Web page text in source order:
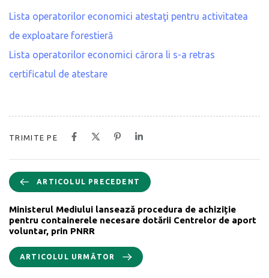
Lista operatorilor economici atestaţi pentru activitatea
de exploatare forestieră
Lista operatorilor economici cărora li s-a retras
certificatul de atestare
TRIMITE PE
ARTICOLUL PRECEDENT
Ministerul Mediului lansează procedura de achiziție
pentru containerele necesare dotării Centrelor de aport
voluntar, prin PNRR
ARTICOLUL URMĂTOR